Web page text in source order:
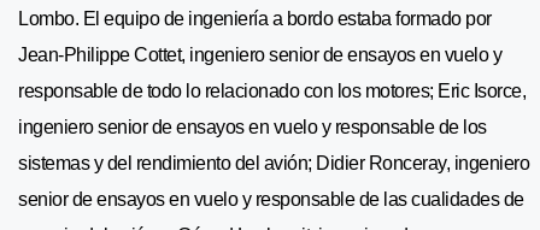
Lombo. El equipo de ingeniería a bordo estaba formado por
Jean-Philippe Cottet, ingeniero senior de ensayos en vuelo y
responsable de todo lo relacionado con los motores; Eric Isorce,
ingeniero senior de ensayos en vuelo y responsable de los
sistemas y del rendimiento del avión; Didier Ronceray, ingeniero
senior de ensayos en vuelo y responsable de las cualidades de